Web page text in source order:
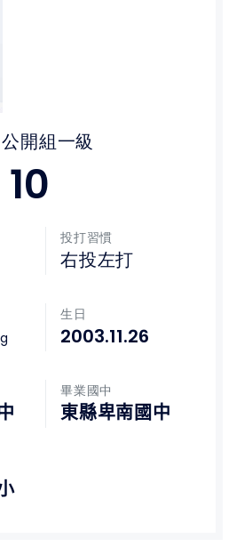
育總會
公開組一級
10
投打習慣
右投左打
生日
2003.11.26
畢業國中
東縣卑南國中